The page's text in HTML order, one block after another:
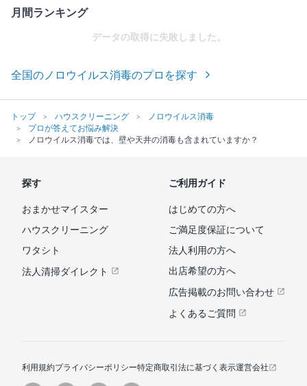
月間ランキング
データの取得に失敗しました。
全国のノロウイルス消毒のプロを探す
トップ ハウスクリーニング
ノロウイルス消毒
プロが答えてお悩み解決
ノロウイルス消毒では、壁や天井の消毒も含まれていますか？
探す
おまかせマイスター
ハウスクリーニング
ワタシト
法人清掃ダイレクト
ご利用ガイド
はじめての方へ
ご満足度保証について
法人利用の方へ
出店希望の方へ
広告掲載のお問い合わせ
よくあるご質問
利用規約プライバシーポリシー特定商取引法に基づく表示運営会社